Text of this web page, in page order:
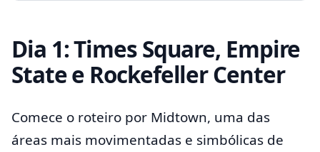
Dia 1: Times Square, Empire
State e Rockefeller Center
Comece o roteiro por Midtown, uma das
áreas mais movimentadas e simbólicas de